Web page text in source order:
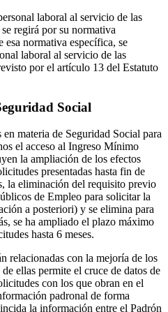
laboral al servicio de las
regirá por su normativa
esa normativa específica, se
laboral al servicio de las
por el artículo 13 del Estatuto
Social
materia de Seguridad Social para
el acceso al Ingreso Mínimo
la ampliación de los efectos
presentadas hasta fin de
la eliminación del requisito previo
de Empleo para solicitar la
a posteriori) y se elimina para
se ha ampliado el plazo máximo
hasta 6 meses.
relacionadas con la mejoría de los
ellas permite el cruce de datos de
con los que obran en el
padronal de forma
la información entre el Padrón